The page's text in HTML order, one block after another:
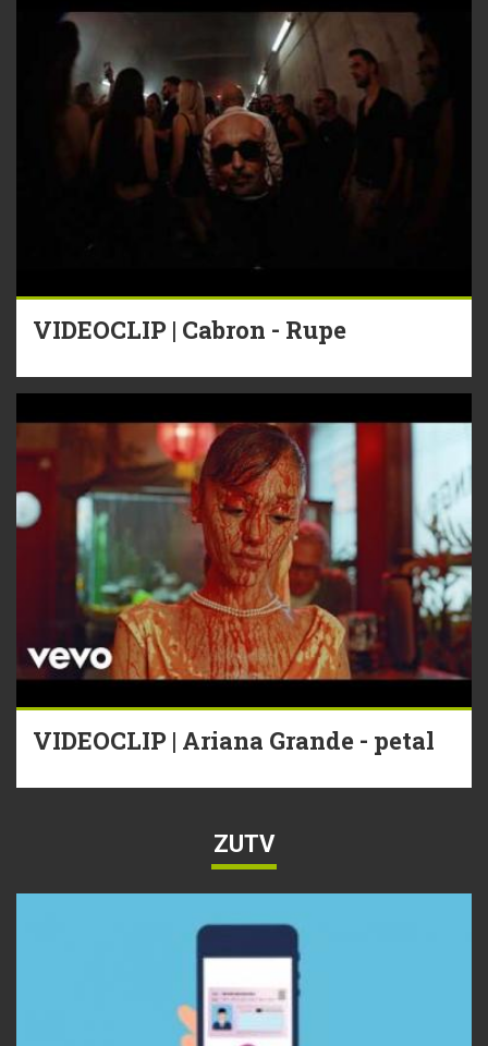
VIDEOCLIP | Cabron - Rupe
VIDEOCLIP | Ariana Grande - petal
ZUTV